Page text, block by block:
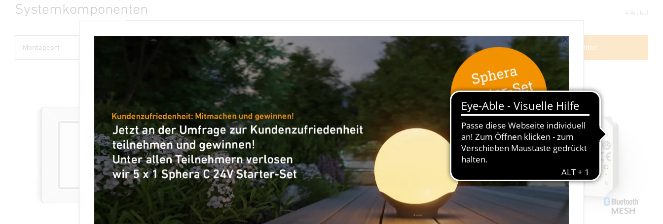
×
Systemkomponenten 4 Artikel
Weitere Filter
Montageart